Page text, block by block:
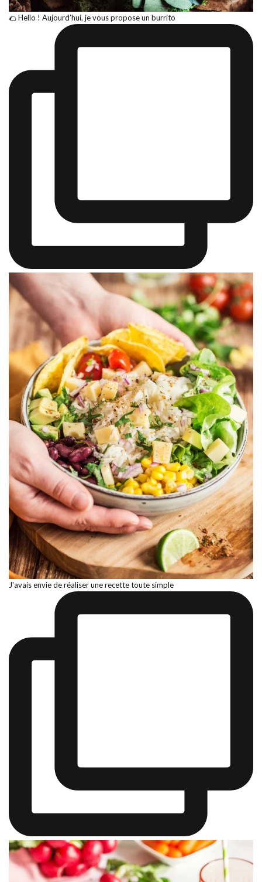
🌮 Hello ! Aujourd’hui, je vous propose un burrito
J'avais envie de réaliser une recette toute simple